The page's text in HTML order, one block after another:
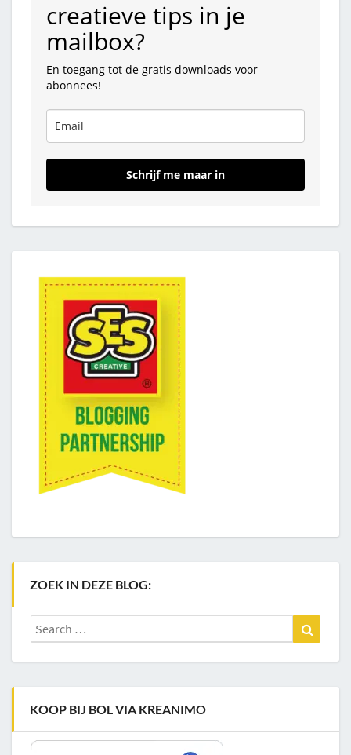
creatieve tips in je
mailbox?
En toegang tot de gratis downloads voor
abonnees!
Schrijf me maar in
ZOEK IN DEZE BLOG:
Search
for:
KOOP BIJ BOL VIA KREANIMO